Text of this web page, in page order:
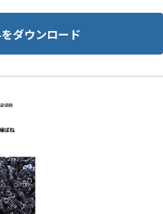
ダウンロード